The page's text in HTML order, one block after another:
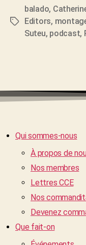
Étiquettes
balado,
Editors,
Suteu, podcast,
Qui sommes-nous
À propos de
Nos membres
Lettres CCE
Nos
Devenez
Que fait-on